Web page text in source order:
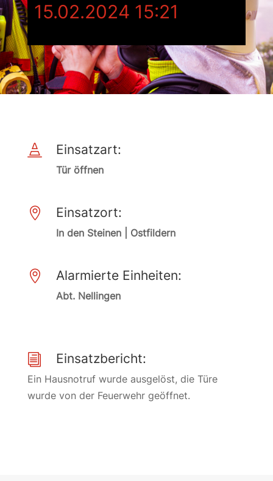
15.02.2024 15:21
 Einsatzart:
Tür öffnen
 Einsatzort:
In den Steinen | Ostfildern
 Alarmierte Einheiten:
Abt. Nellingen
i Einsatzbericht:
Ein Hausnotruf wurde ausgelöst, die Türe
wurde von der Feuerwehr geöffnet.